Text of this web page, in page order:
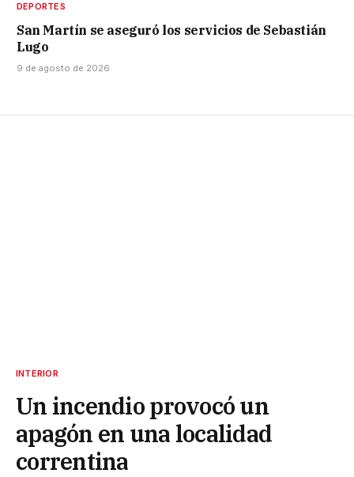
DEPORTES
San Martín se aseguró los servicios de Sebastián
Lugo
9 de agosto de 2026
INTERIOR
Un incendio provocó un
apagón en una localidad
correntina